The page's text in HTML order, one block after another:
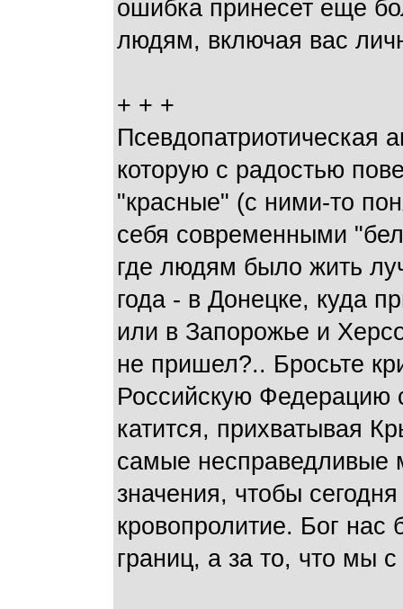
ошибка принесет еще
людям, включая вас
+ + +
Псевдопатриотическая
которую с радостью
"красные" (с ними-то
себя современными
где людям было жить
года - в Донецке, куда
или в Запорожье и
не пришел?.. Бросьте
Российскую Федерацию
катится, прихватывая
самые
значения, чтобы
кровопролитие. Бог нас
границ, а за то, что мы